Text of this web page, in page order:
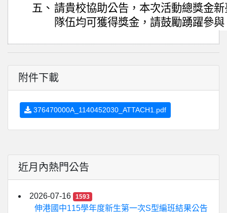
五、 請貴校協助公告，本次活動總獎金
隊伍均可獲得獎金，請鼓勵踴躍參與
附件下載
376470000A_1140452030_ATTACH1.pdf
近月內熱門公告
2026-07-16 1593
伸港國中115學年度新生第一次S型編班結果公告